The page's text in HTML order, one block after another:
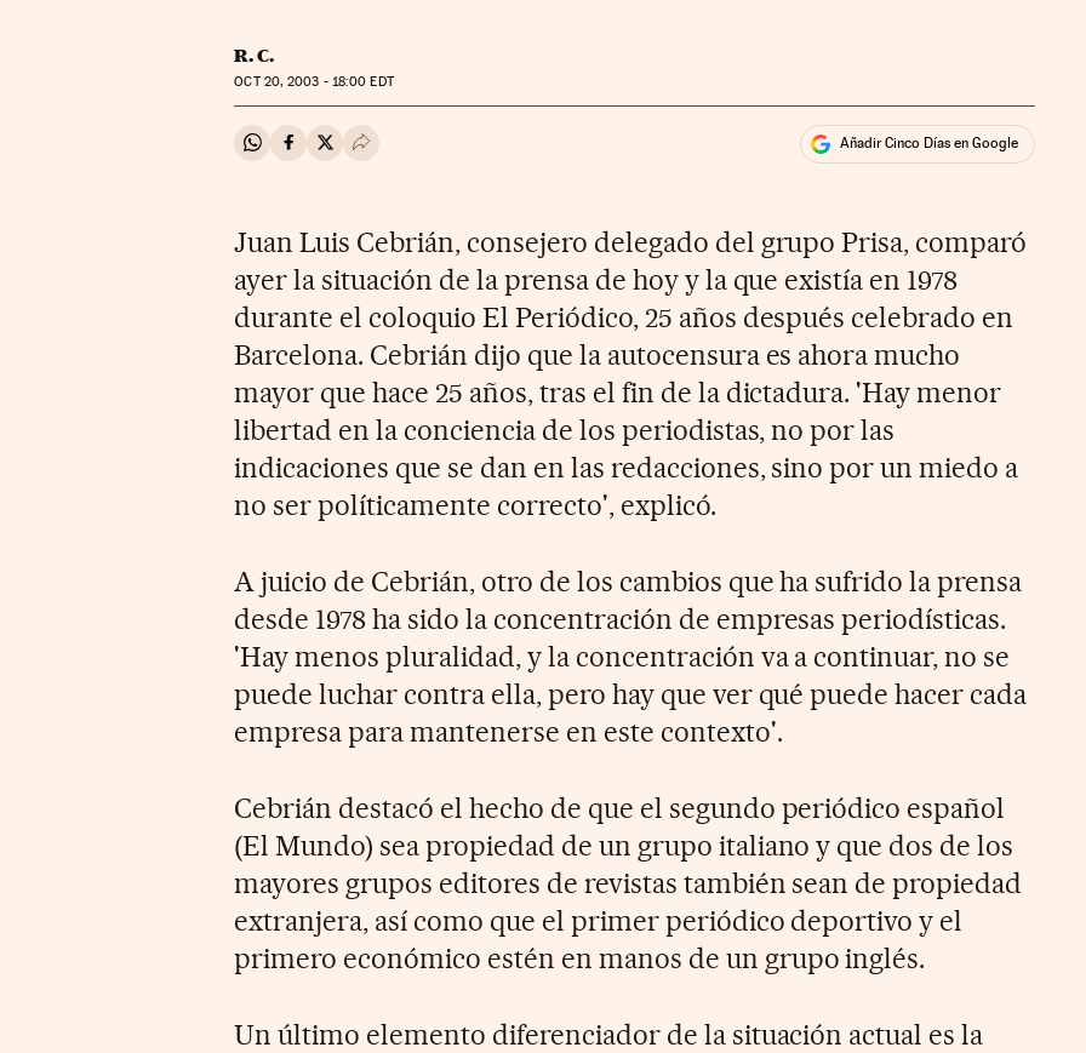
R. C.
OCT20, 2003 - 18:00 EDT
Compartir en Whatsapp
Compartir en Facebook
Compartir en Twitter
Desplegar Redes Sociales Añadir Cinco Días en Google
Juan Luis Cebrián, consejero delegado del grupo Prisa, comparó
ayer la situación de la prensa de hoy y la que existía en 1978
durante el coloquio El Periódico, 25 años después celebrado en
Barcelona. Cebrián dijo que la autocensura es ahora mucho
mayor que hace 25 años, tras el fin de la dictadura. 'Hay menor
libertad en la conciencia de los periodistas, no por las
indicaciones que se dan en las redacciones, sino por un miedo a
no ser políticamente correcto', explicó.
A juicio de Cebrián, otro de los cambios que ha sufrido la prensa
desde 1978 ha sido la concentración de empresas periodísticas.
'Hay menos pluralidad, y la concentración va a continuar, no se
puede luchar contra ella, pero hay que ver qué puede hacer cada
empresa para mantenerse en este contexto'.
Cebrián destacó el hecho de que el segundo periódico español
(El Mundo) sea propiedad de un grupo italiano y que dos de los
mayores grupos editores de revistas también sean de propiedad
extranjera, así como que el primer periódico deportivo y el
primero económico estén en manos de un grupo inglés.
Un último elemento diferenciador de la situación actual es la